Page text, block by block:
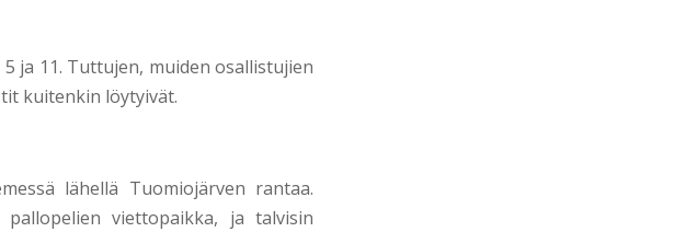
ja 11. Tuttujen, muiden osallistujien
kuitenkin löytyivät.
lähellä Tuomiojärven rantaa.
viettopaikka, ja talvisin